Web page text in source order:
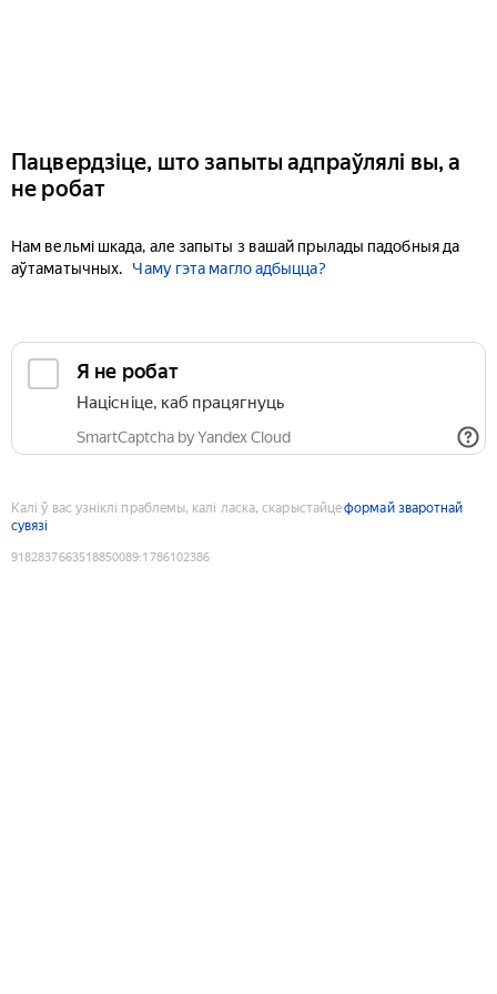
Пацвердзіце, што запыты адпраўлялі вы, а
не робат
Нам вельмі шкада, але запыты з вашай прылады падобныя да
аўтаматычных.
Чаму гэта магло адбыцца?
Я не робат
Націсніце, каб працягнуць
SmartCaptcha by Yandex Cloud
Калі ў вас узніклі праблемы, калі ласка, скарыстайцеформай зваротнай
сувязі
9182837663518850089:1786102386